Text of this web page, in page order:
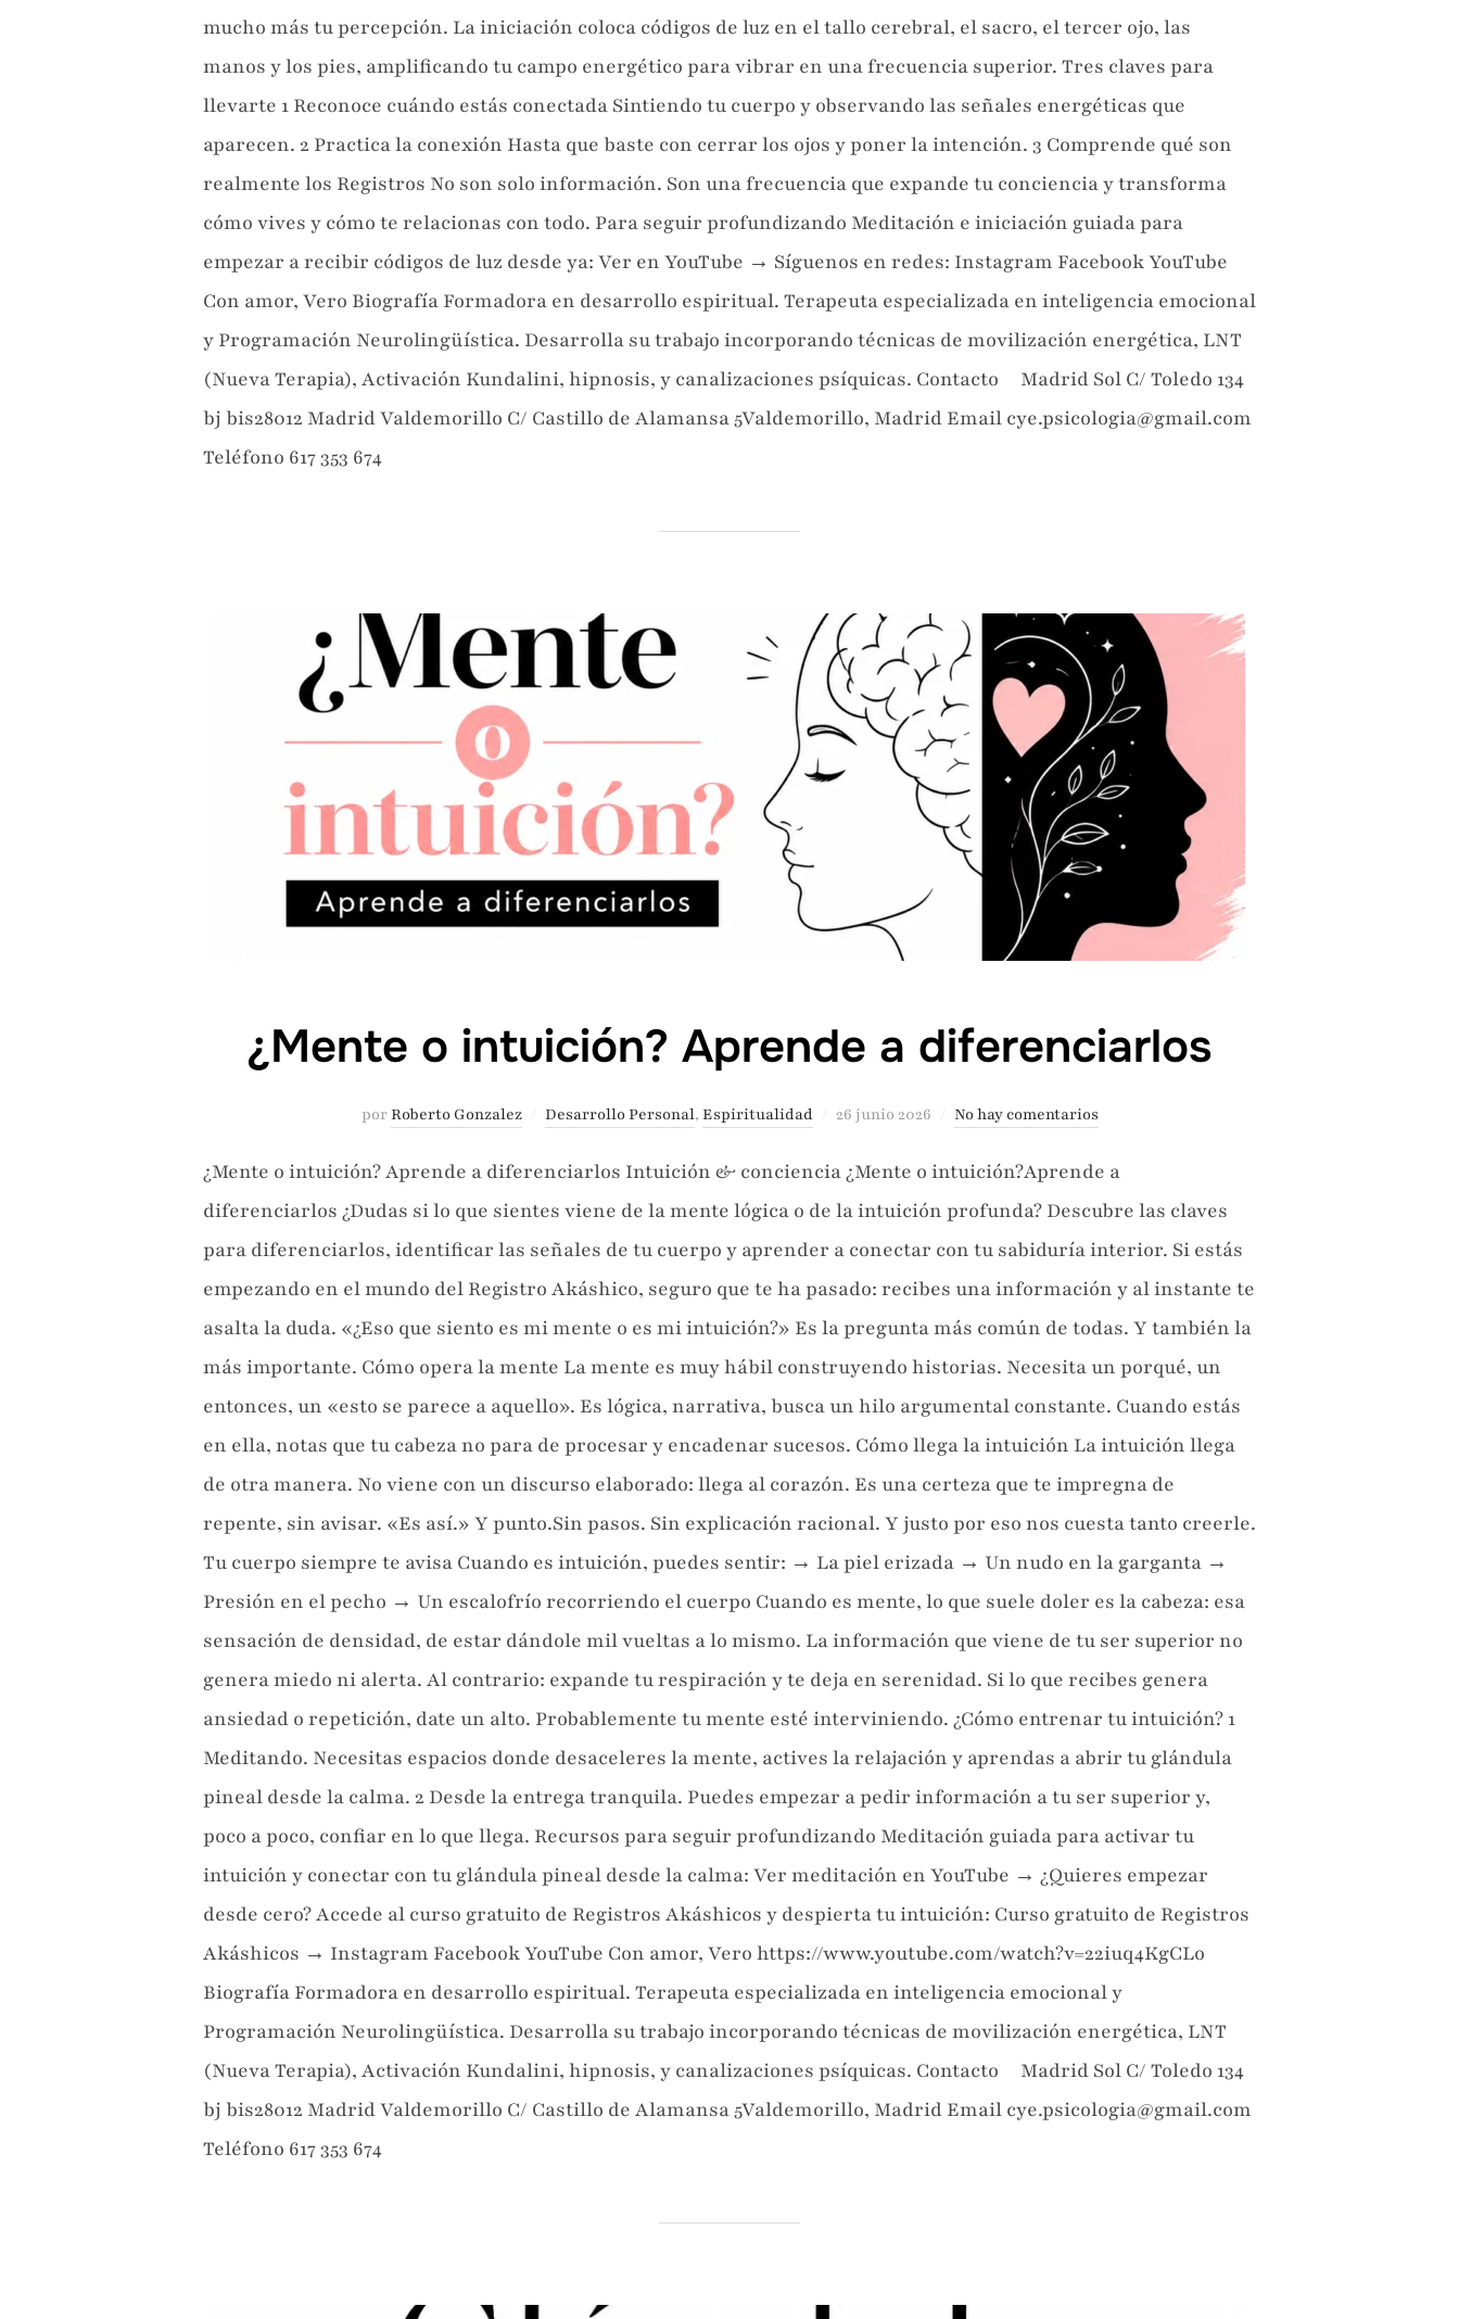
mucho más tu percepción. La iniciación coloca códigos de luz en el tallo cerebral, el sacro, el tercer ojo, las
manos y los pies, amplificando tu campo energético para vibrar en una frecuencia superior. Tres claves para
llevarte 1 Reconoce cuándo estás conectada Sintiendo tu cuerpo y observando las señales energéticas que
aparecen. 2 Practica la conexión Hasta que baste con cerrar los ojos y poner la intención. 3 Comprende qué son
realmente los Registros No son solo información. Son una frecuencia que expande tu conciencia y transforma
cómo vives y cómo te relacionas con todo. Para seguir profundizando Meditación e iniciación guiada para
empezar a recibir códigos de luz desde ya: Ver en YouTube → Síguenos en redes: Instagram Facebook YouTube
Con amor, Vero Biografía Formadora en desarrollo espiritual. Terapeuta especializada en inteligencia emocional
y Programación Neurolingüística. Desarrolla su trabajo incorporando técnicas de movilización energética, LNT
(Nueva Terapia), Activación Kundalini, hipnosis, y canalizaciones psíquicas. Contacto Madrid Sol C/ Toledo 134
bj bis28012 Madrid Valdemorillo C/ Castillo de Alamansa 5Valdemorillo, Madrid Email cye.psicologia@gmail.com
Teléfono 617 353 674
¿Mente o intuición? Aprende a diferenciarlos
porRoberto Gonzalez Desarrollo Personal, Espiritualidad
Publicado
26 junio 2026 No hay comentarios
¿Mente o intuición? Aprende a diferenciarlos Intuición & conciencia ¿Mente o intuición?Aprende a
diferenciarlos ¿Dudas si lo que sientes viene de la mente lógica o de la intuición profunda? Descubre las claves
para diferenciarlos, identificar las señales de tu cuerpo y aprender a conectar con tu sabiduría interior. Si estás
empezando en el mundo del Registro Akáshico, seguro que te ha pasado: recibes una información y al instante te
asalta la duda. «¿Eso que siento es mi mente o es mi intuición?» Es la pregunta más común de todas. Y también la
más importante. Cómo opera la mente La mente es muy hábil construyendo historias. Necesita un porqué, un
entonces, un «esto se parece a aquello». Es lógica, narrativa, busca un hilo argumental constante. Cuando estás
en ella, notas que tu cabeza no para de procesar y encadenar sucesos. Cómo llega la intuición La intuición llega
de otra manera. No viene con un discurso elaborado: llega al corazón. Es una certeza que te impregna de
repente, sin avisar. «Es así.» Y punto.Sin pasos. Sin explicación racional. Y justo por eso nos cuesta tanto creerle.
Tu cuerpo siempre te avisa Cuando es intuición, puedes sentir: → La piel erizada → Un nudo en la garganta →
Presión en el pecho → Un escalofrío recorriendo el cuerpo Cuando es mente, lo que suele doler es la cabeza: esa
sensación de densidad, de estar dándole mil vueltas a lo mismo. La información que viene de tu ser superior no
genera miedo ni alerta. Al contrario: expande tu respiración y te deja en serenidad. Si lo que recibes genera
ansiedad o repetición, date un alto. Probablemente tu mente esté interviniendo. ¿Cómo entrenar tu intuición? 1
Meditando. Necesitas espacios donde desaceleres la mente, actives la relajación y aprendas a abrir tu glándula
pineal desde la calma. 2 Desde la entrega tranquila. Puedes empezar a pedir información a tu ser superior y,
poco a poco, confiar en lo que llega. Recursos para seguir profundizando Meditación guiada para activar tu
intuición y conectar con tu glándula pineal desde la calma: Ver meditación en YouTube → ¿Quieres empezar
desde cero? Accede al curso gratuito de Registros Akáshicos y despierta tu intuición: Curso gratuito de Registros
Akáshicos → Instagram Facebook YouTube Con amor, Vero https://www.youtube.com/watch?v=22iuq4KgCLo
Biografía Formadora en desarrollo espiritual. Terapeuta especializada en inteligencia emocional y
Programación Neurolingüística. Desarrolla su trabajo incorporando técnicas de movilización energética, LNT
(Nueva Terapia), Activación Kundalini, hipnosis, y canalizaciones psíquicas. Contacto Madrid Sol C/ Toledo 134
bj bis28012 Madrid Valdemorillo C/ Castillo de Alamansa 5Valdemorillo, Madrid Email cye.psicologia@gmail.com
Teléfono 617 353 674